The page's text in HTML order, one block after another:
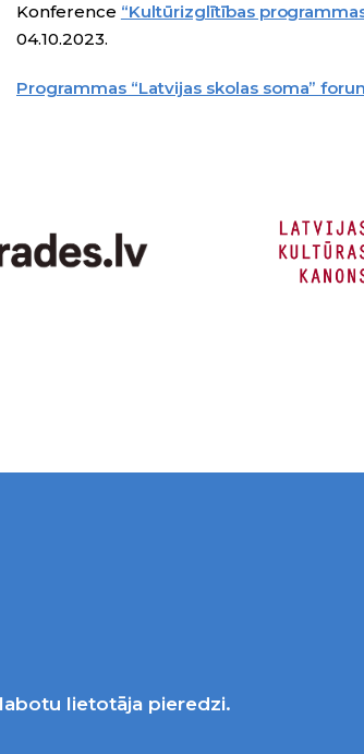
Konference “Kultūrizglītības
04.10.2023.
Programmas “Latvijas skolas soma”
lietotāja pieredzi.